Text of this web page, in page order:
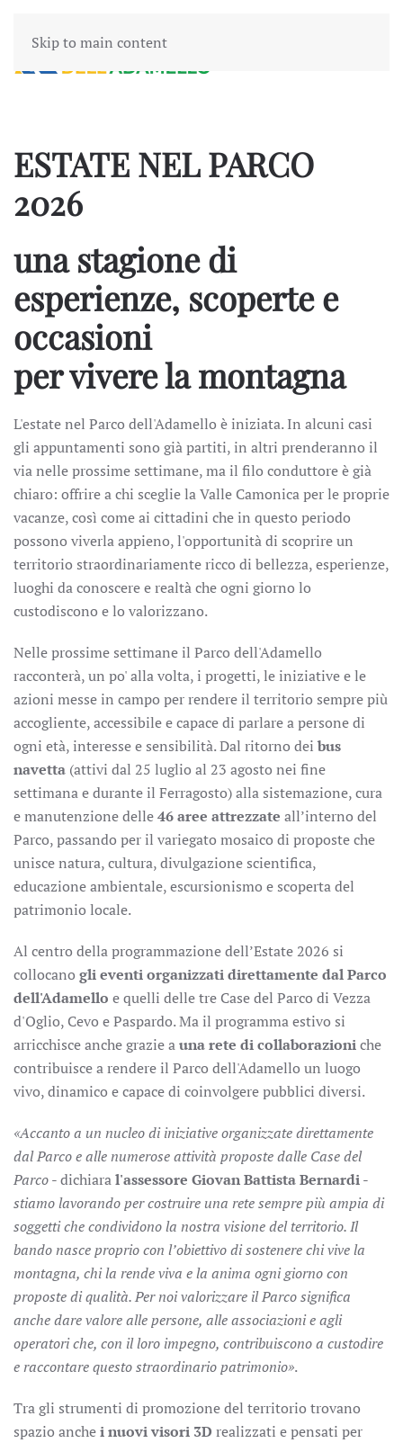
Skip to main content
ESTATE NEL PARCO
2026
una stagione di
esperienze, scoperte e
occasioni
per vivere la montagna
L'estate nel Parco dell'Adamello è iniziata. In alcuni casi
gli appuntamenti sono già partiti, in altri prenderanno il
via nelle prossime settimane, ma il filo conduttore è già
chiaro: offrire a chi sceglie la Valle Camonica per le proprie
vacanze, così come ai cittadini che in questo periodo
possono viverla appieno, l'opportunità di scoprire un
territorio straordinariamente ricco di bellezza, esperienze,
luoghi da conoscere e realtà che ogni giorno lo
custodiscono e lo valorizzano.
Nelle prossime settimane il Parco dell'Adamello
racconterà, un po' alla volta, i progetti, le iniziative e le
azioni messe in campo per rendere il territorio sempre più
accogliente, accessibile e capace di parlare a persone di
ogni età, interesse e sensibilità. Dal ritorno dei bus
navetta (attivi dal 25 luglio al 23 agosto nei fine
settimana e durante il Ferragosto) alla sistemazione, cura
e manutenzione delle46 aree attrezzate all’interno del
Parco, passando per il variegato mosaico di proposte che
unisce natura, cultura, divulgazione scientifica,
educazione ambientale, escursionismo e scoperta del
patrimonio locale.
Al centro della programmazione dell’Estate 2026 si
collocano gli eventi organizzati direttamente dal Parco
dell'Adamello e quelli delle tre Case del Parco di Vezza
d'Oglio, Cevo e Paspardo. Ma il programma estivo si
arricchisce anche grazie auna rete di collaborazioniche
contribuisce a rendere il Parco dell'Adamello un luogo
vivo, dinamico e capace di coinvolgere pubblici diversi.
«Accanto a un nucleo di iniziative organizzate direttamente
dal Parco e alle numerose attività proposte dalle Case del
Parco- dichiaral'assessore Giovan Battista Bernardi-
stiamo lavorando per costruire una rete sempre più ampia di
soggetti che condividono la nostra visione del territorio. Il
bando nasce proprio con l’obiettivo di sostenere chi vive la
montagna, chi la rende viva e la anima ogni giorno con
proposte di qualità. Per noi valorizzare il Parco significa
anche dare valore alle persone, alle associazioni e agli
operatori che, con il loro impegno, contribuiscono a custodire
e raccontare questo straordinario patrimonio».
Tra gli strumenti di promozione del territorio trovano
spazio anchei nuovi visori 3D realizzati e pensati per